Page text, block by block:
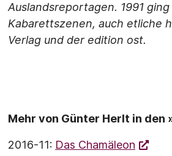
Auslandsreportagen. 1991
Kabarettszenen, auch etliche
Verlag und der edition ost.
Mehr von Günter Herlt in den
2016-11: Das Chamäleon